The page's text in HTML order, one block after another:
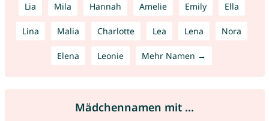
Lia Mila Hannah Amelie Emily Ella
Lina Malia Charlotte Lea Lena Nora
Elena Leonie Mehr Namen →
Mädchennamen mit ...